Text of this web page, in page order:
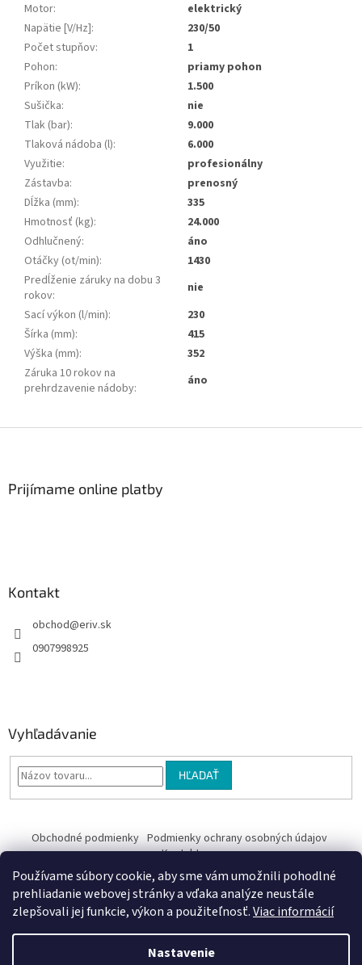
Používame súbory cookie, aby sme vám umožnili pohodlné
prehliadanie webovej stránky a vďaka analýze neustále
zlepšovali jej funkcie, výkon a použiteľnosť.Viac informácií
Nastavenie
Motor:
elektrický
Napätie [V/Hz]:
230/50
Počet stupňov:
1
Pohon:
priamy pohon
Príkon (kW):
1.500
Sušička:
nie
Tlak (bar):
9.000
Tlaková nádoba (l):
6.000
Využitie:
profesionálny
Zástavba:
prenosný
Dĺžka (mm):
335
Hmotnosť (kg):
24.000
Odhlučnený:
áno
Otáčky (ot/min):
1430
Predĺženie záruky na dobu 3
rokov:
nie
Sací výkon (l/min):
230
Šírka (mm):
415
Výška (mm):
352
Záruka 10 rokov na
prehrdzavenie nádoby: áno
Prijímame online platby
Kontakt
obchod@eriv.sk
0907998925
Vyhľadávanie
HĽADAŤ
Obchodné podmienky Podmienky ochrany osobných údajov
Kontakty
Obchodné podmienky
Vytvoril Shoptet